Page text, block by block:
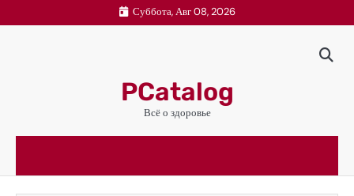
к
Суббота, Авг 08, 2026
PCatalog
Всё о здоровье